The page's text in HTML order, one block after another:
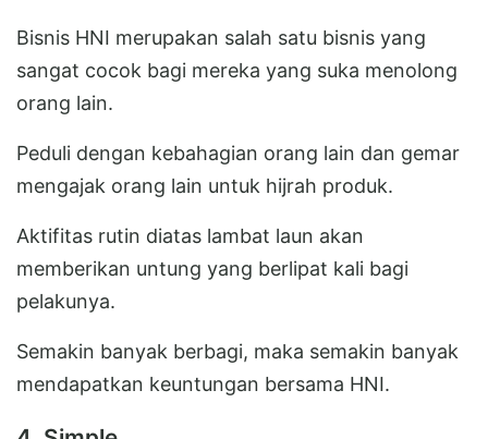
Bisnis HNI merupakan salah satu bisnis yang
sangat cocok bagi mereka yang suka menolong
orang lain.
Peduli dengan kebahagian orang lain dan gemar
mengajak orang lain untuk hijrah produk.
Aktifitas rutin diatas lambat laun akan
memberikan untung yang berlipat kali bagi
pelakunya.
Semakin banyak berbagi, maka semakin banyak
mendapatkan keuntungan bersama HNI.